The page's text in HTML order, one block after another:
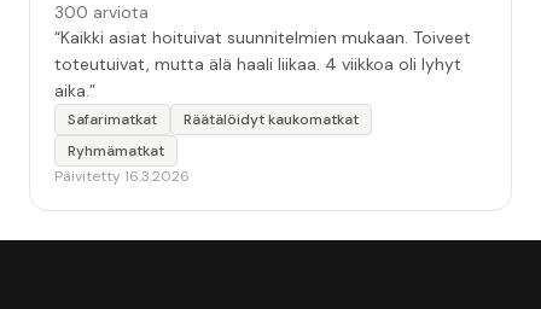
300 arviota
“Kaikki asiat hoituivat suunnitelmien mukaan. Toiveet
toteutuivat, mutta älä haali liikaa. 4 viikkoa oli lyhyt
aika.”
Safarimatkat
Räätälöidyt kaukomatkat
Ryhmämatkat
Päivitetty 16.3.2026